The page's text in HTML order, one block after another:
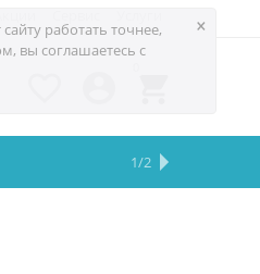
×
работать точнее,
вы соглашаетесь с
градусов
Apple
1/2